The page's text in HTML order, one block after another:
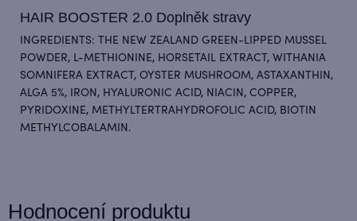
HAIR BOOSTER 2.0 Doplněk stravy
INGREDIENTS: THE NEW ZEALAND GREEN-LIPPED MUSSEL
POWDER, L-METHIONINE, HORSETAIL EXTRACT, WITHANIA
SOMNIFERA EXTRACT, OYSTER MUSHROOM, ASTAXANTHIN,
ALGA 5%, IRON, HYALURONIC ACID, NIACIN, COPPER,
PYRIDOXINE, METHYLTERTRAHYDROFOLIC ACID, BIOTIN
METHYLCOBALAMIN.
Hodnocení produktu